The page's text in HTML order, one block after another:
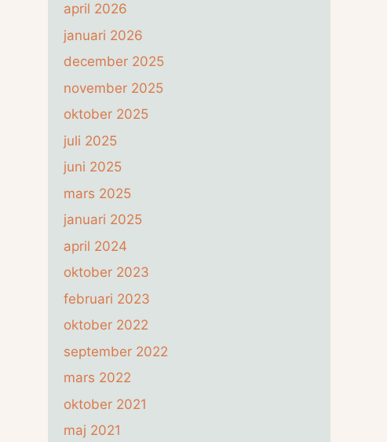
april 2026
januari 2026
december 2025
november 2025
oktober 2025
juli 2025
juni 2025
mars 2025
januari 2025
april 2024
oktober 2023
februari 2023
oktober 2022
september 2022
mars 2022
oktober 2021
maj 2021